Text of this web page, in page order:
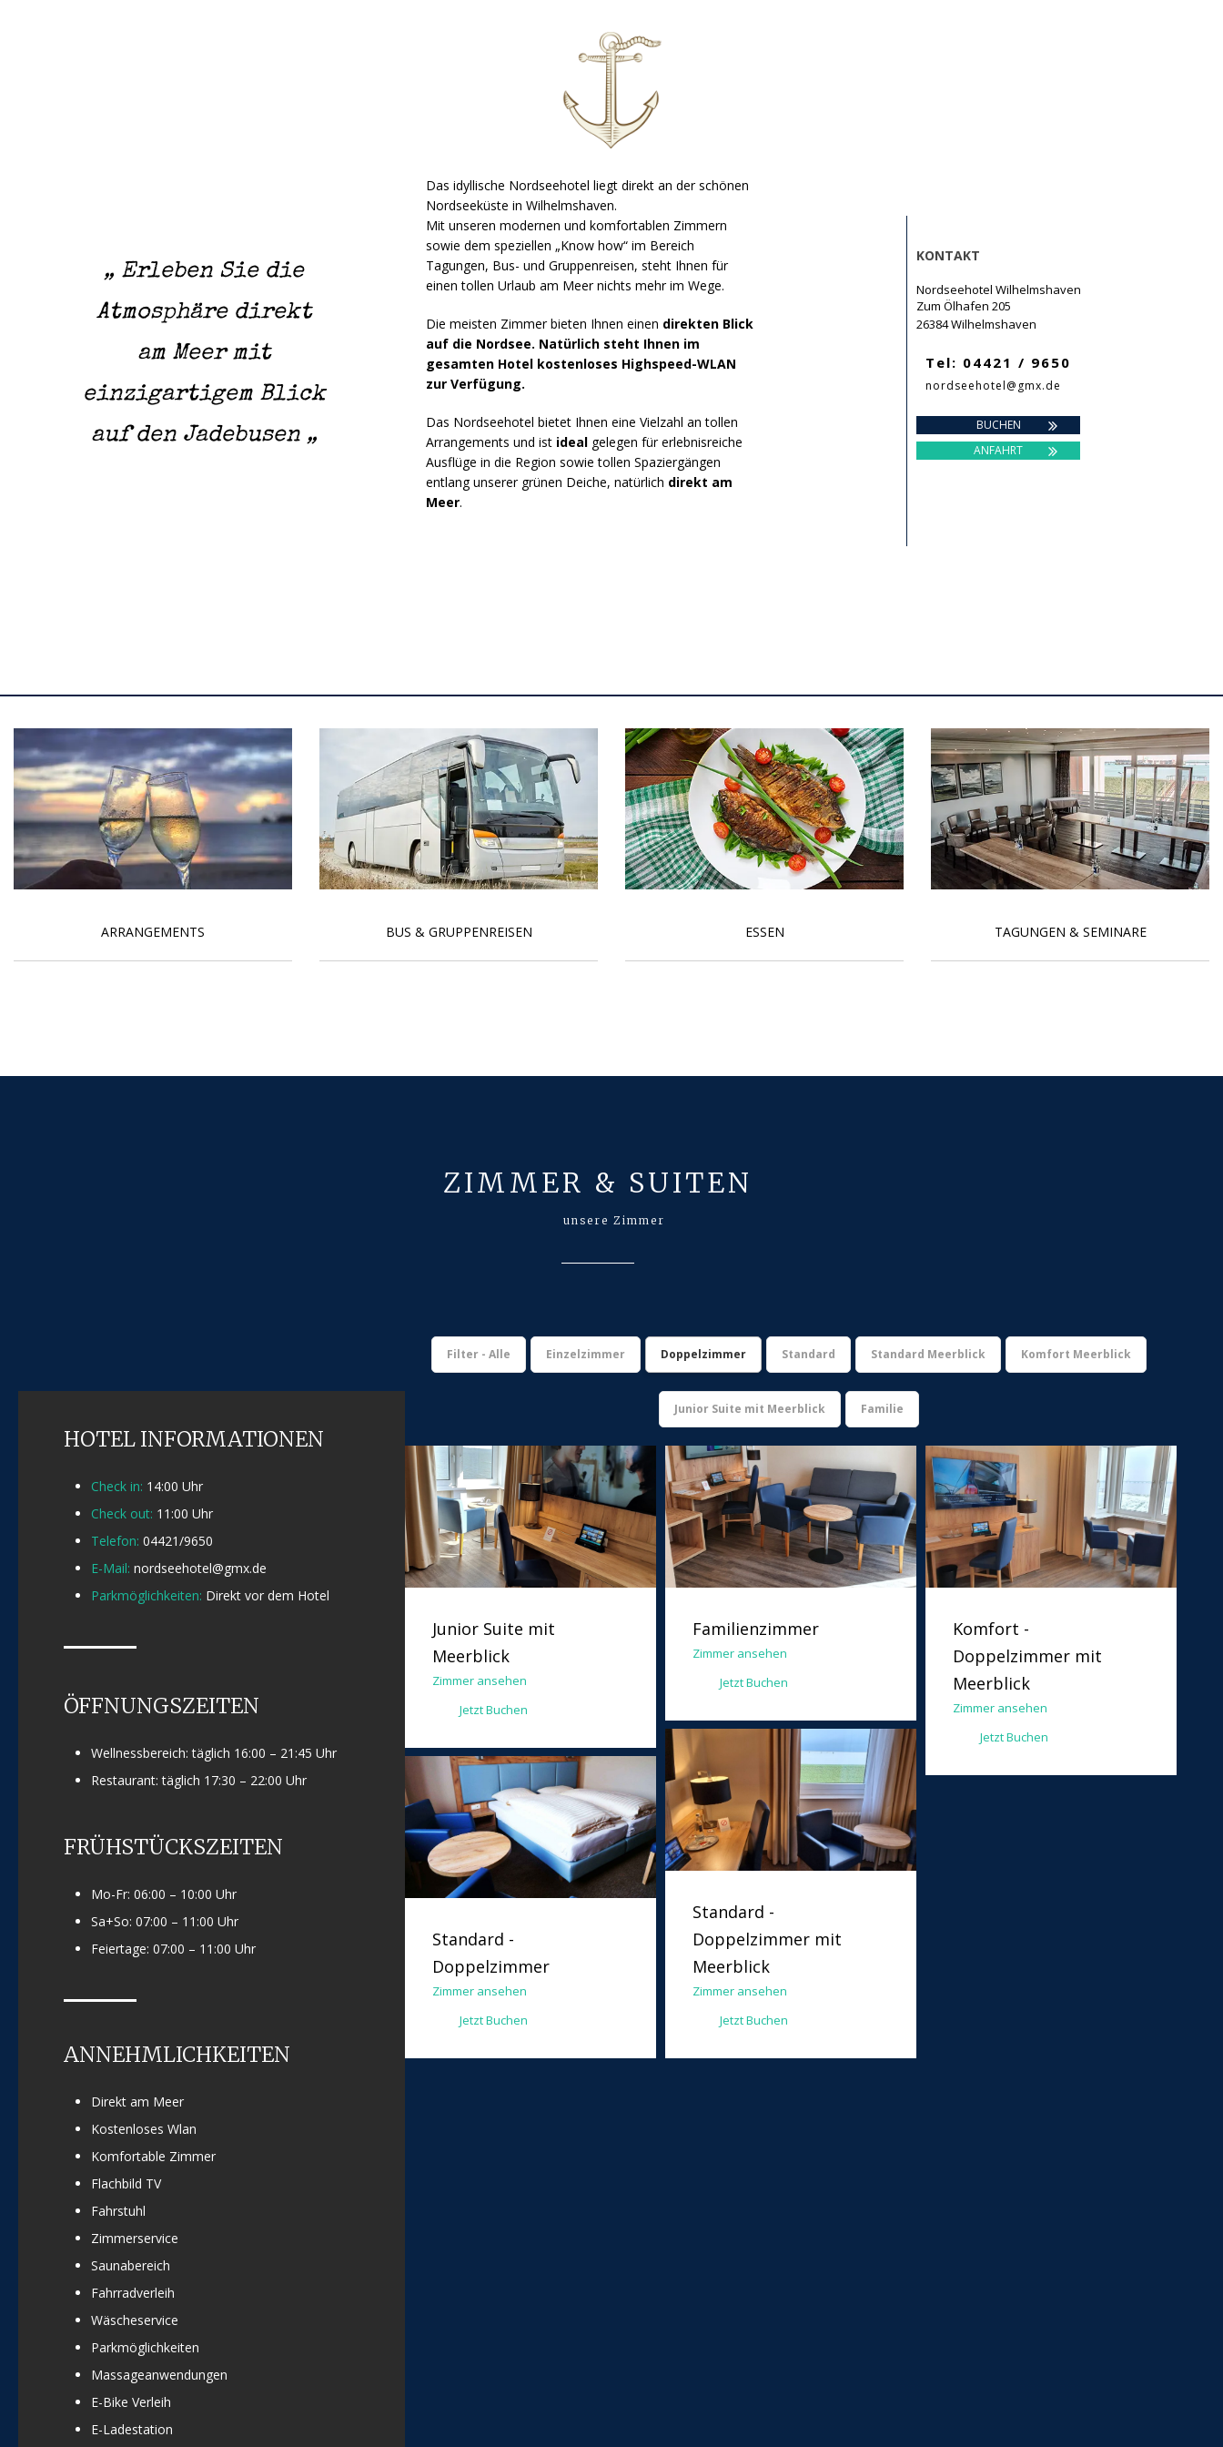
„ Erleben Sie die
Atmosphäre direkt
am Meer mit
einzigartigem Blick
auf den Jadebusen „
Das idyllische Nordseehotel liegt direkt an der schönen
Nordseeküste in Wilhelmshaven.
Mit unseren modernen und komfortablen Zimmern
sowie dem speziellen „Know how“ im Bereich
Tagungen, Bus- und Gruppenreisen, steht Ihnen für
einen tollen Urlaub am Meer nichts mehr im Wege.
Die meisten Zimmer bieten Ihnen einen direkten Blick
auf die Nordsee. Natürlich steht Ihnen im
gesamten Hotel kostenloses Highspeed-WLAN
zur Verfügung.
Das Nordseehotel bietet Ihnen eine Vielzahl an tollen
Arrangements und ist ideal gelegen für erlebnisreiche
Ausflüge in die Region sowie tollen Spaziergängen
entlang unserer grünen Deiche, natürlich direkt am
Meer.
KONTAKT
Nordseehotel Wilhelmshaven
Zum Ölhafen 205
26384 Wilhelmshaven
Tel: 04421 / 9650
nordseehotel@gmx.de
BUCHEN
ANFAHRT
ARRANGEMENTS BUS & GRUPPENREISEN ESSEN TAGUNGEN & SEMINARE
ZIMMER & SUITEN
unsere Zimmer
HOTEL INFORMATIONEN
Check in: 14:00 Uhr
Check out: 11:00 Uhr
Telefon: 04421/9650
E-Mail: nordseehotel@gmx.de
Parkmöglichkeiten: Direkt vor dem Hotel
ÖFFNUNGSZEITEN
Wellnessbereich: täglich 16:00 – 21:45 Uhr
Restaurant: täglich 17:30 – 22:00 Uhr
FRÜHSTÜCKSZEITEN
Mo-Fr: 06:00 – 10:00 Uhr
Sa+So: 07:00 – 11:00 Uhr
Feiertage: 07:00 – 11:00 Uhr
ANNEHMLICHKEITEN
Direkt am Meer
Kostenloses Wlan
Komfortable Zimmer
Flachbild TV
Fahrstuhl
Zimmerservice
Saunabereich
Fahrradverleih
Wäscheservice
Parkmöglichkeiten
Massageanwendungen
E-Bike Verleih
E-Ladestation
Filter - Alle Einzelzimmer Doppelzimmer Standard Standard Meerblick Komfort Meerblick
Junior Suite mit Meerblick Familie
Junior Suite mit
Meerblick
Zimmer ansehen
Jetzt Buchen
Familienzimmer
Zimmer ansehen
Jetzt Buchen
Komfort -
Doppelzimmer mit
Meerblick
Zimmer ansehen
Jetzt Buchen
Standard -
Doppelzimmer mit
Meerblick
Zimmer ansehen
Jetzt Buchen
Standard -
Doppelzimmer
Zimmer ansehen
Jetzt Buchen